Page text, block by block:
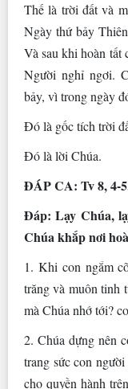
Thế là trời đất và
Ngày thứ bảy
Và sau khi hoàn
Người nghỉ ngơi.
bảy, vì trong ngày
Ðó là gốc tích trời
Ðó là lời Chúa.
ÐÁP CA: Tv 8, 4-
Ðáp: Lạy Chúa,
Chúa khắp nơi
1. Khi con ngắm
trăng và muôn tinh
mà Chúa nhớ tới?
2. Chúa dựng nên
trang sức con
cho quyền hành